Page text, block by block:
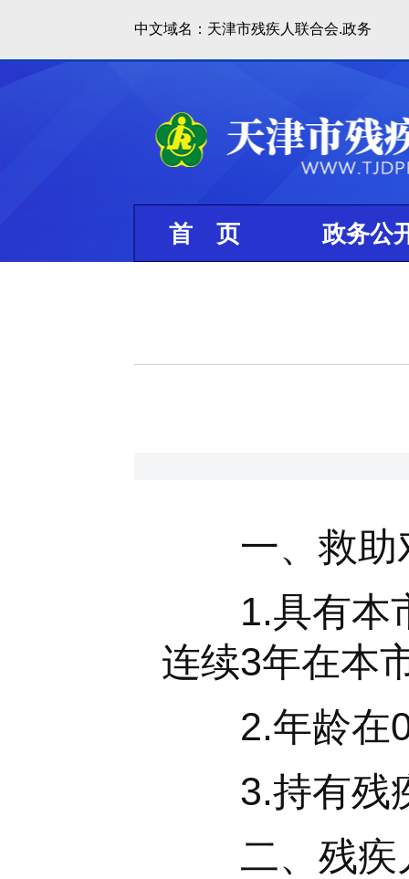
中文域名：天津市残疾人联合会.政务
首 页 政务公
一、救助
1.具有本市
连续3年在本
2.年龄在
3.持有残疾
二、残疾